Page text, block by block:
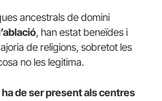
ancestrals de domini
, han estat beneïdes i
de religions, sobretot les
no les legitima.
de ser present als centres